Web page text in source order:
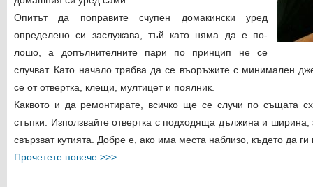
Опитът да поправите счупен домакински уред
определено си заслужава, тъй като няма да е по-
лошо, а допълнителните пари по принцип не се
случват. Като начало трябва да се въоръжите с минимален
се от отвертка, клещи, мултицет и поялник.
Каквото и да ремонтирате, всичко ще се случи по същата
стъпки. Използвайте отвертка с подходяща дължина и ширина,
свързват кутията. Добре е, ако има места наблизо, където да ги
Прочетете повече >>>